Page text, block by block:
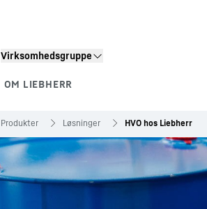
Virksomhedsgruppe
OM LIEBHERR
Produkter Løsninger HVO hos Liebherr